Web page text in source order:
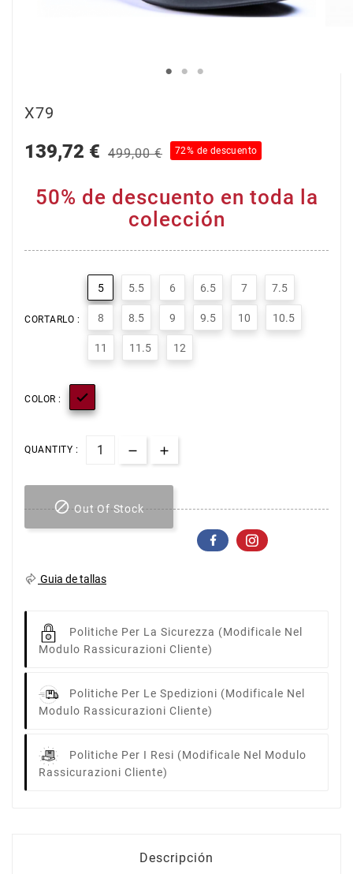
X79
139,72 € 499,00 € 72% de descuento
50% de descuento en toda la
colección
CORTARLO :
5 5.5 6 6.5 7 7.5
8 8.5 9 9.5 10 10.5
11 11.5 12
COLOR : 
QUANTITY :
 Out Of Stock
Guia de tallas
Politiche Per La Sicurezza (modificale Nel
Modulo Rassicurazioni Cliente)
Politiche Per Le Spedizioni (modificale Nel
Modulo Rassicurazioni Cliente)
Politiche Per I Resi (modificale Nel Modulo
Rassicurazioni Cliente)
Descripción